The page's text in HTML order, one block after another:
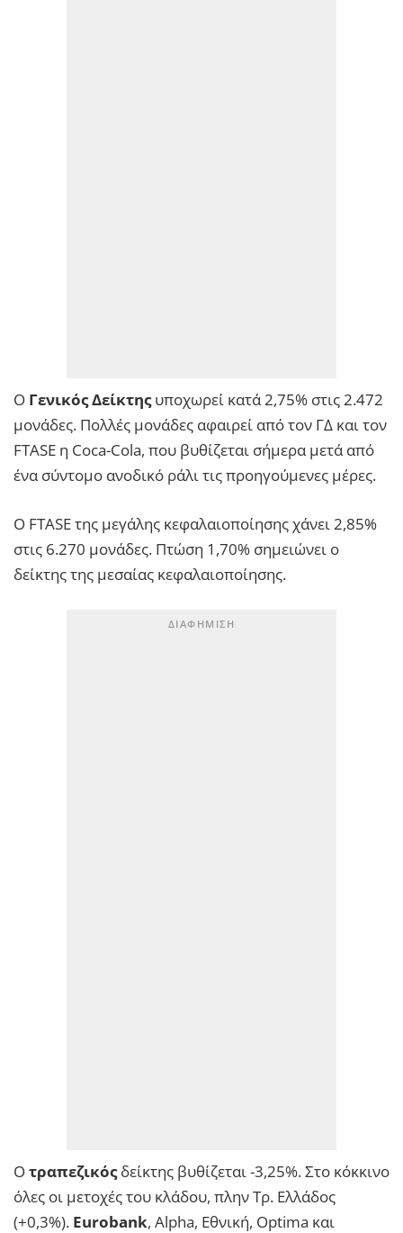
Ο Γενικός Δείκτηςυποχωρεί κατά 2,75% στις 2.472
μονάδες. Πολλές μονάδες αφαιρεί από τον ΓΔ και τον
FTASE η Coca-Cola, που βυθίζεται σήμερα μετά από
ένα σύντομο ανοδικό ράλι τις προηγούμενες μέρες.
Ο FTASE της μεγάλης κεφαλαιοποίησης χάνει 2,85%
στις 6.270 μονάδες. Πτώση 1,70% σημειώνει ο
δείκτης της μεσαίας κεφαλαιοποίησης.
Οτραπεζικόςδείκτης βυθίζεται -3,25%. Στο κόκκινο
όλες οι μετοχές του κλάδου, πλην Τρ. Ελλάδος
(+0,3%). Eurobank, Alpha, Εθνική, Optima και